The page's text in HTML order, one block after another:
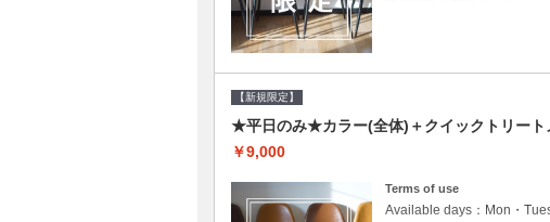
新規限定の平日のみのク
をご提案させて頂きます●
【新規限定】
★平日のみ★カラー(全体)＋クイックトリート
￥9,000
Terms of use
Available days：Mon・